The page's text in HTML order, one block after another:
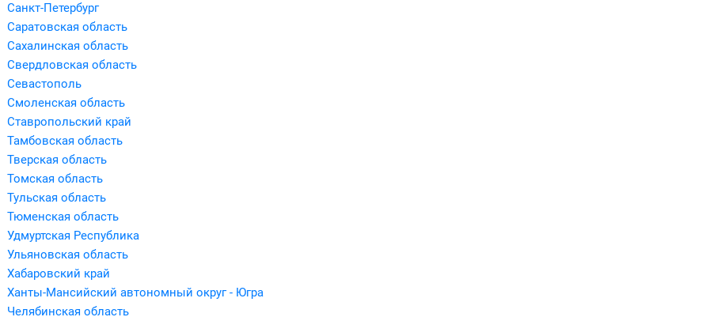
Санкт-Петербург
Саратовская область
Сахалинская область
Свердловская область
Севастополь
Смоленская область
Ставропольский край
Тамбовская область
Тверская область
Томская область
Тульская область
Тюменская область
Удмуртская Республика
Ульяновская область
Хабаровский край
Ханты-Мансийский автономный округ - Югра
Челябинская область